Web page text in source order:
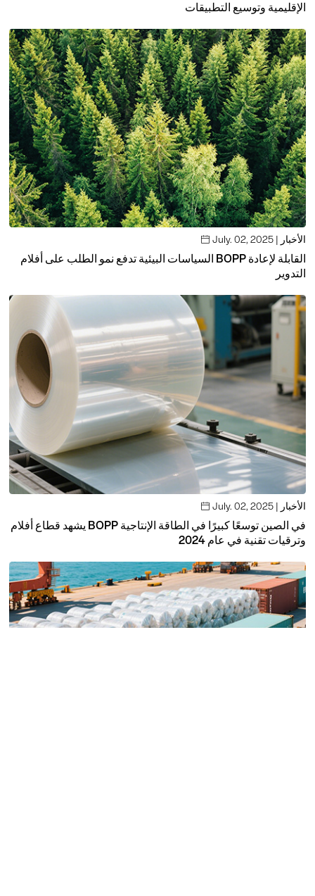
الإقليمية وتوسيع التطبيقات
 July. 02, 2025 | الأخبار
السياسات البيئية تدفع نمو الطلب على أفلام BOPP القابلة لإعادة
التدوير
 July. 02, 2025 | الأخبار
يشهد قطاع أفلام BOPP في الصين توسعًا كبيرًا في الطاقة الإنتاجية
وترقيات تقنية في عام 2024